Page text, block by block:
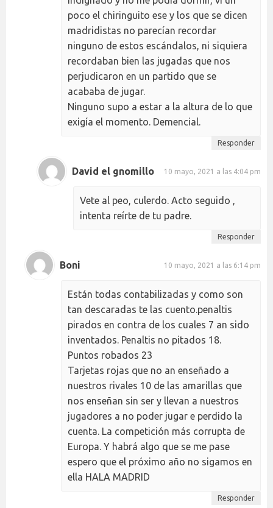
poco el chiringuito ese y los que se dicen
madridistas no parecían recordar
ninguno de estos escándalos, ni siquiera
recordaban bien las jugadas que nos
perjudicaron en un partido que se
acababa de jugar.
Ninguno supo a estar a la altura de lo que
exigía el momento. Demencial.
Responder
David el gnomillo 10 mayo, 2021 a las 4:04 pm
Vete al peo, culerdo. Acto seguido ,
intenta reírte de tu padre.
Responder
Boni 10 mayo, 2021 a las 6:14 pm
Están todas contabilizadas y como son
tan descaradas te las cuento.penaltis
pirados en contra de los cuales 7 an sido
inventados. Penaltis no pitados 18.
Puntos robados 23
Tarjetas rojas que no an enseñado a
nuestros rivales 10 de las amarillas que
nos enseñan sin ser y llevan a nuestros
jugadores a no poder jugar e perdido la
cuenta. La competición más corrupta de
Europa. Y habrá algo que se me pase
espero que el próximo año no sigamos en
ella HALA MADRID
Responder